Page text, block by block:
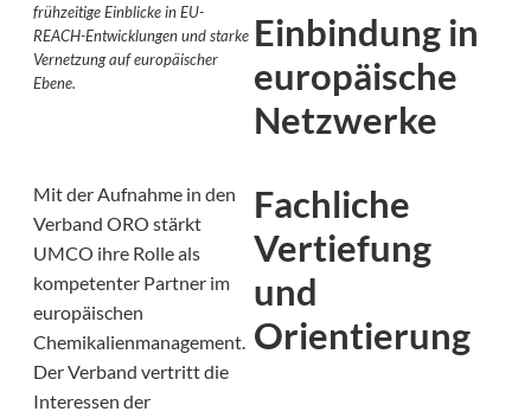
frühzeitige Einblicke in EU-
REACH-Entwicklungen und starke
Vernetzung auf europäischer
Ebene.
Einbindung in
europäische
Netzwerke
Mit der Aufnahme in den
Verband ORO stärkt
UMCO ihre Rolle als
kompetenter Partner im
europäischen
Chemikalienmanagement.
Der Verband vertritt die
Interessen der
Fachliche
Vertiefung
und
Orientierung